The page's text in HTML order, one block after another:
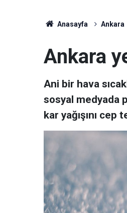
Anasayfa Ankara
Ankara
Ani bir hava
sosyal medyada
kar yağışını